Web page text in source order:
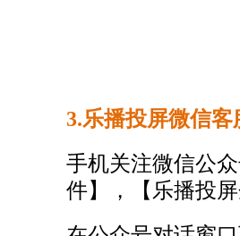
3.乐播投屏微信客
手机关注微信公
件】 ，【乐播投